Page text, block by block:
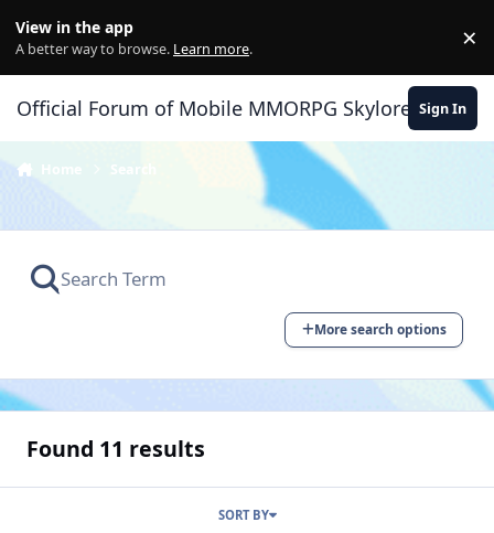
View in the app
A better way to browse. Learn more. ×
Official Forum of Mobile MMORPG Skylore Sign In
Home Search
More search options
Found 11 results
SORT BY